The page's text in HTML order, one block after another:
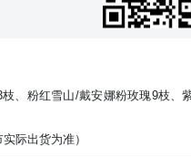
、粉红雪山/戴安娜粉玫瑰9枝、
际出货为准）